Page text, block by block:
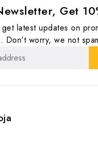
Get
latest updates on
Don’t worry, we not